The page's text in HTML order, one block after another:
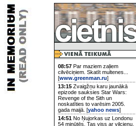
08:57 Par maziem zaļiem
cilvēciņiem. Skatīt multenes...
[www.greenman.ru]
13:15 Zvaigžņu karu jaunākā
epizode sauksies Star Wars:
Revenge of the Sith un
noskatīties to varēsim 2005.
gada maijā. [yahoo news]
14:51 No Ņujorkas uz Londonu
54 minūtēs. Tas viss ar vilcienu,